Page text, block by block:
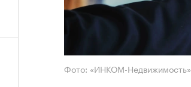
Фото: «ИНКОМ-Недвижимость»